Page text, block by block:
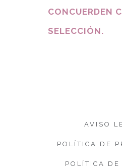
CONCUERDEN
SELECCIÓN.
AVISO
POLÍTICA DE
POLÍTICA DE